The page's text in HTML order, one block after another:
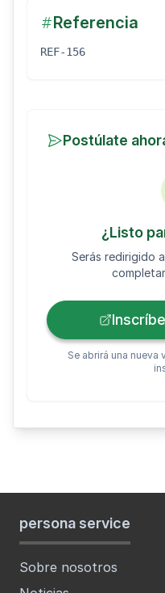
Referencia
REF-156
Postúlate
¿Listo
Serás redirigido
Se abrirá una nueva
persona service
Sobre nosotros